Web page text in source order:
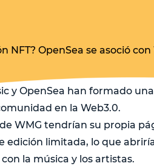
y OpenSea han formado
en la Web3.0.
WMG tendrían su propia
edición limitada, lo que
la música y los artistas.